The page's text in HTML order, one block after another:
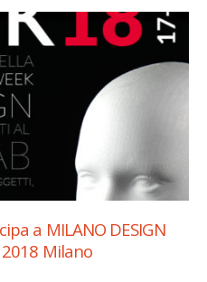
a MILANO DESIGN
Milano